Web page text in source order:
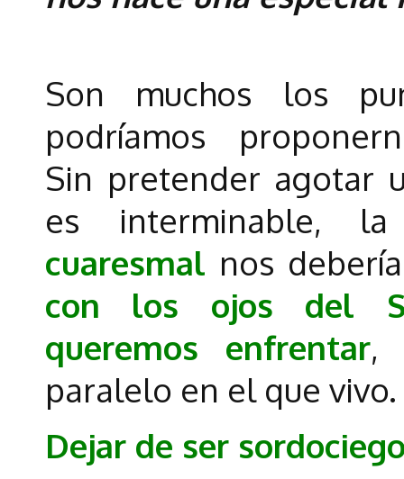
Son muchos los
podríamos
Sin pretender agotar
es interminable,
cuaresmal nos
con los ojos del
queremos enfrentar,
paralelo en el que vivo.
Dejar de ser